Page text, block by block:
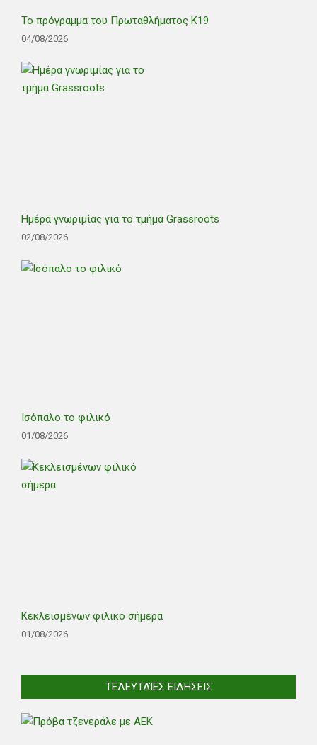
Το πρόγραμμα του Πρωταθλήματος Κ19
04/08/2026
Ημέρα γνωριμίας για το τμήμα Grassroots
02/08/2026
Ισόπαλο το φιλικό
01/08/2026
Κεκλεισμένων φιλικό σήμερα
01/08/2026
ΤΕΛΕΥΤΑΊΕΣ ΕΙΔΉΣΕΙΣ